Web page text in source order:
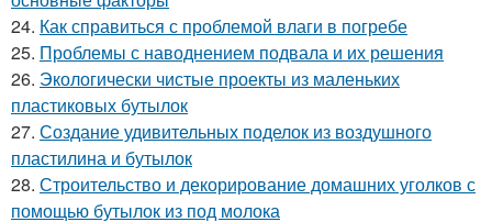
24. Как справиться с проблемой влаги в погребе
25. Проблемы с наводнением подвала и их решения
26. Экологически чистые проекты из маленьких
пластиковых бутылок
27. Создание удивительных поделок из воздушного
пластилина и бутылок
28. Строительство и декорирование домашних уголков с
помощью бутылок из под молока